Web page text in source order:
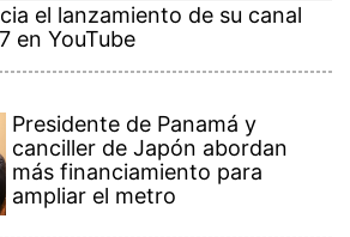
el lanzamiento de su canal
en YouTube
Presidente de Panamá y
canciller de Japón abordan
más financiamiento para
ampliar el metro